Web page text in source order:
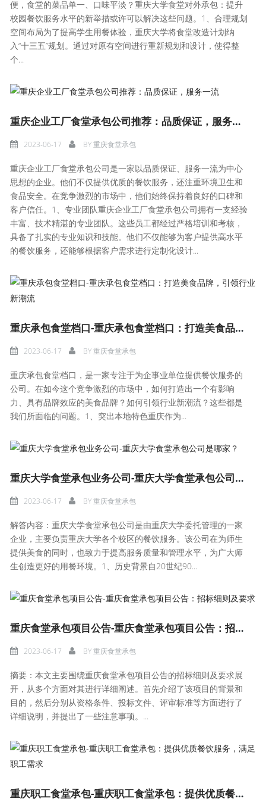
便，食堂的菜品单一、口味平淡？重庆大学食堂对外承包：提升
校园餐饮服务水平的新举措或许可以解决这些问题。1、合理规划
空间布局为了提高学生用餐体验，重庆大学将食堂改造计划纳
入“十三五”规划。通过对原有空间进行重新规划和设计，使得整
个...
重庆企业工厂食堂承包公司推荐：品质保证，服务一流
2023-06-17 BY重庆食堂承包
重庆企业工厂食堂承包公司是一家以品质保证、服务一流为中心
思想的企业。他们不仅提供优质的餐饮服务，还注重环境卫生和
食品安全。在竞争激烈的市场中，他们始终保持着良好的口碑和
客户信任。1、专业团队重庆企业工厂食堂承包公司拥有一支经验
丰富、技术精湛的专业团队。这些员工都经过严格培训和考核，
具备了扎实的专业知识和技能。他们不仅能够为客户提供高水平
的餐饮服务，还能够根据客户需求进行定制化设计...
重庆承包食堂档口-重庆承包食堂档口：打造美食品牌，引领行业新潮流
2023-06-17 BY重庆食堂承包
重庆承包食堂档口，是一家专注于为企事业单位提供餐饮服务的
公司。在如今这个竞争激烈的市场中，如何打造出一个有影响
力、具有品牌效应的美食品牌？如何引领行业新潮流？这些都是
我们所面临的问题。1、突出本地特色重庆作为...
重庆大学食堂承包业务公司-重庆大学食堂承包公司是哪家？
2023-06-17 BY重庆食堂承包
解答内容：重庆大学食堂承包公司是由重庆大学委托管理的一家
企业，主要负责重庆大学各个校区的餐饮服务。该公司在为师生
提供美食的同时，也致力于提高服务质量和管理水平，为广大师
生创造更好的用餐环境。1、历史背景自20世纪90...
重庆食堂承包项目公告-重庆食堂承包项目公告：招标细则及要求
2023-06-17 BY重庆食堂承包
摘要：本文主要围绕重庆食堂承包项目公告的招标细则及要求展
开，从多个方面对其进行详细阐述。首先介绍了该项目的背景和
目的，然后分别从资格条件、投标文件、评审标准等方面进行了
详细说明，并提出了一些注意事项。...
重庆职工食堂承包-重庆职工食堂承包：提供优质餐饮服务，满足职工需求